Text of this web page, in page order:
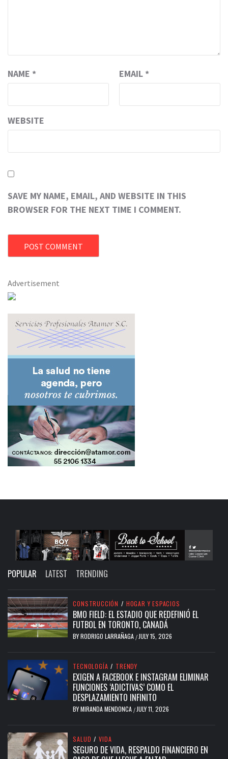
NAME * EMAIL *
WEBSITE
SAVE MY NAME, EMAIL, AND WEBSITE IN THIS
BROWSER FOR THE NEXT TIME I COMMENT.
Advertisement
POPULAR LATEST TRENDING
CONSTRUCCIÓN / HOGAR Y ESPACIOS
BMO FIELD: EL ESTADIO QUE REDEFINIÓ EL
FUTBOL EN TORONTO, CANADÁ
BYRODRIGO LARRAÑAGA / JULY 15, 2026
TECNOLOGÍA / TRENDY
EXIGEN A FACEBOOK E INSTAGRAM ELIMINAR
FUNCIONES ‘ADICTIVAS’ COMO EL
DESPLAZAMIENTO INFINITO
BYMIRANDA MENDONCA / JULY 11, 2026
SALUD / VIDA
SEGURO DE VIDA, RESPALDO FINANCIERO EN